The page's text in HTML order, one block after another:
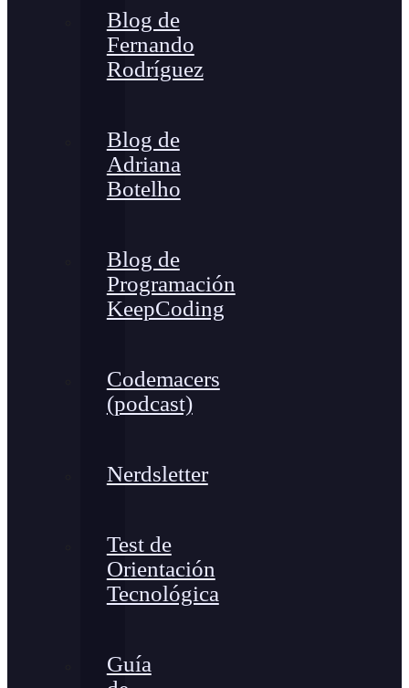
Blog de
Fernando
Rodríguez
Blog de
Adriana
Botelho
Blog de
Programación
KeepCoding
Codemacers
(podcast)
Nerdsletter
Test de
Orientación
Tecnológica
Guía